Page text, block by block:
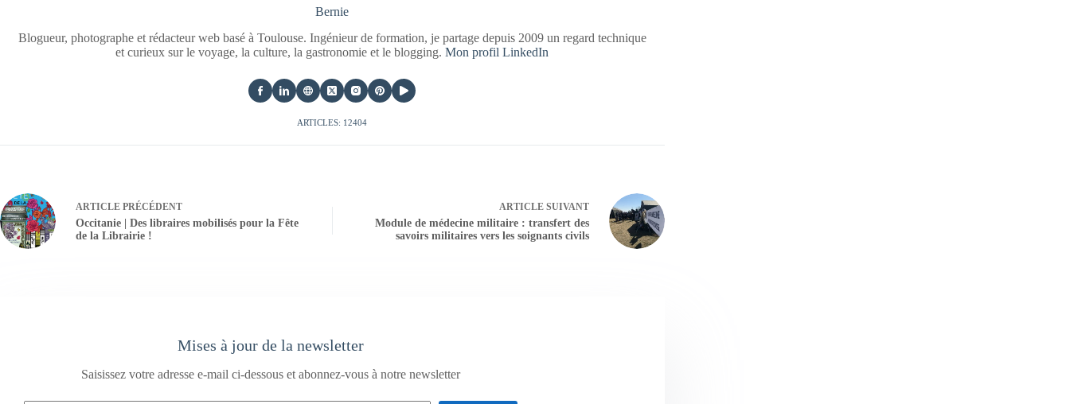
Bernie
Blogueur, photographe et rédacteur web basé à Toulouse. Ingénieur de formation, je partage depuis 2009 un regard technique
et curieux sur le voyage, la culture, la gastronomie et le blogging.Mon profil LinkedIn
ARTICLES: 12404
ARTICLE PRÉCÉDENT
Occitanie | Des libraires mobilisés pour la Fête
de la Librairie !
ARTICLESUIVANT
Module de médecine militaire : transfert des
savoirs militaires vers les soignants civils
Mises à jour de la newsletter
Saisissez votre adresse e-mail ci-dessous et abonnez-vous à notre newsletter